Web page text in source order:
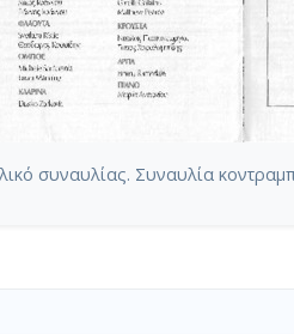
συναυλίας. Συναυλία